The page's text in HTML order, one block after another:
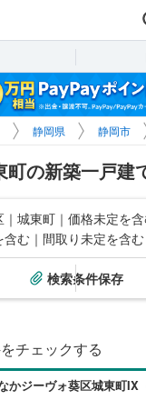
静岡県 静岡市
町の新築一戸建
城東町｜価格未定を含
む｜間取り未定を含む
検索条件保存
チェックする
かジーヴォ葵区城東町IX